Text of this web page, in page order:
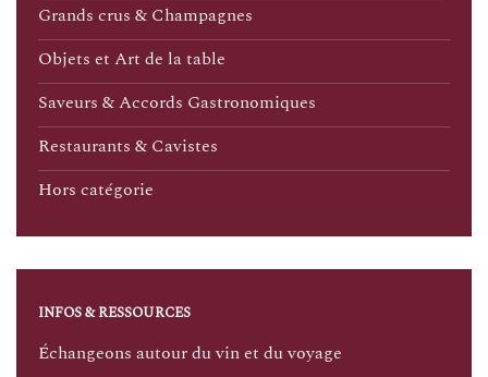
Grands crus & Champagnes
Objets et Art de la table
Saveurs & Accords Gastronomiques
Restaurants & Cavistes
Hors catégorie
INFOS & RESSOURCES
Échangeons autour du vin et du voyage